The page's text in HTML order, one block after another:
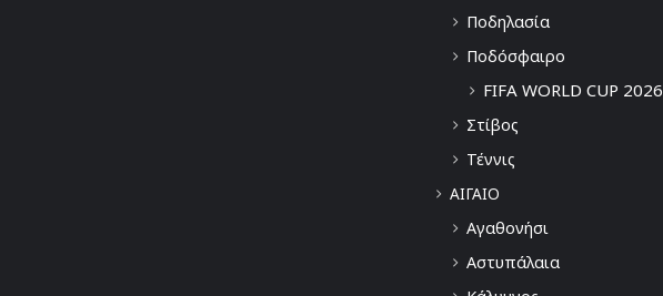
Ποδηλασία
Ποδόσφαιρο
FIFA WORLD CUP 2026
Στίβος
Τέννις
ΑΙΓΑΙΟ
Αγαθονήσι
Αστυπάλαια